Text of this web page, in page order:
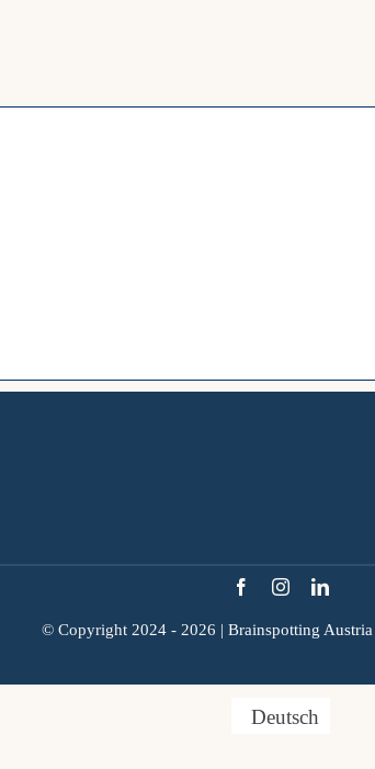
© Copyright 2024 - 2026 | Brainspotting Austria
Deutsch